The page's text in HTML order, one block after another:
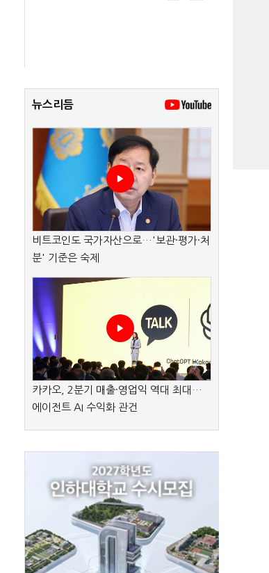
뉴스리듬
비트코인도 국가자산으로…'보관·평가·처
분' 기준은 숙제
카카오, 2분기 매출·영업익 역대 최대…
에이전트 AI 수익화 관건